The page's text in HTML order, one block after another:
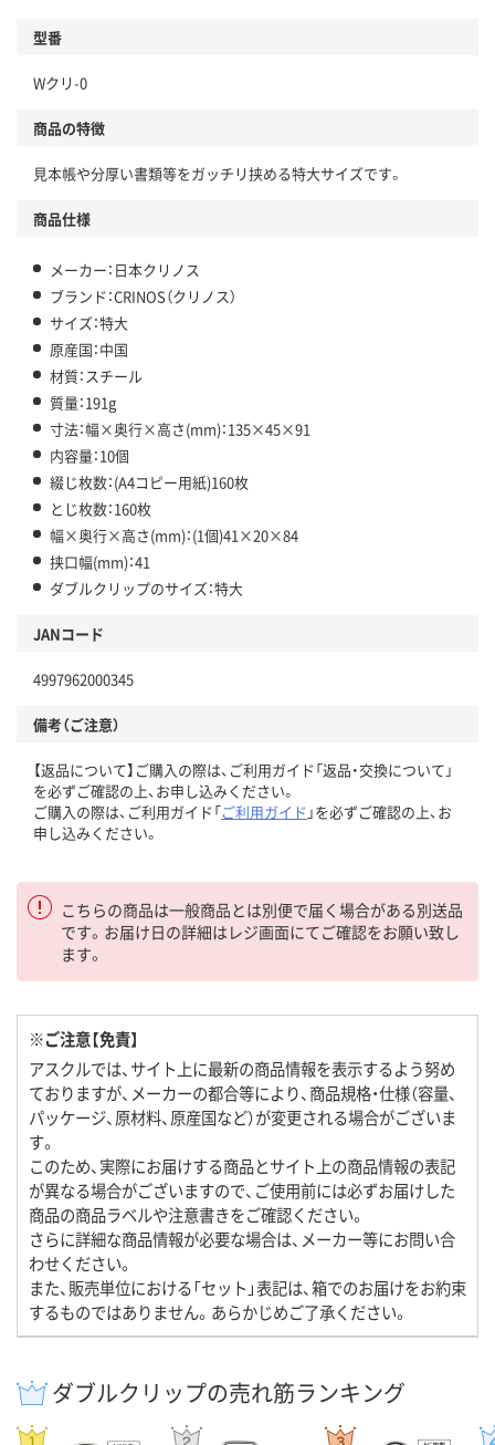
型番
Wクリ-0
商品の特徴
見本帳や分厚い書類等をガッチリ挟める特大サイズです。
商品仕様
メーカー：日本クリノス
ブランド：CRINOS（クリノス）
サイズ：特大
原産国：中国
材質：スチール
質量：191g
寸法：幅×奥行×高さ(mm)：135×45×91
内容量：10個
綴じ枚数：(A4コピー用紙)160枚
とじ枚数：160枚
幅×奥行×高さ(mm)：(1個)41×20×84
挟口幅(mm)：41
ダブルクリップのサイズ：特大
JANコード
4997962000345
備考（ご注意）
【返品について】ご購入の際は、ご利用ガイド「返品・交換について」
を必ずご確認の上、お申し込みください。
ご購入の際は、ご利用ガイド「ご利用ガイド 」を必ずご確認の上、お
申し込みください。
こちらの商品は一般商品とは別便で届く場合がある別送品
です。お届け日の詳細はレジ画面にてご確認をお願い致し
ます。
※ご注意【免責】
アスクルでは、サイト上に最新の商品情報を表示するよう努め
ておりますが、メーカーの都合等により、商品規格・仕様（容量、
パッケージ、原材料、原産国など）が変更される場合がございま
す。
このため、実際にお届けする商品とサイト上の商品情報の表記
が異なる場合がございますので、ご使用前には必ずお届けした
商品の商品ラベルや注意書きをご確認ください。
さらに詳細な商品情報が必要な場合は、メーカー等にお問い合
わせください。
また、販売単位における「セット」表記は、箱でのお届けをお約束
するものではありません。あらかじめご了承ください。
ダブルクリップの売れ筋ランキング